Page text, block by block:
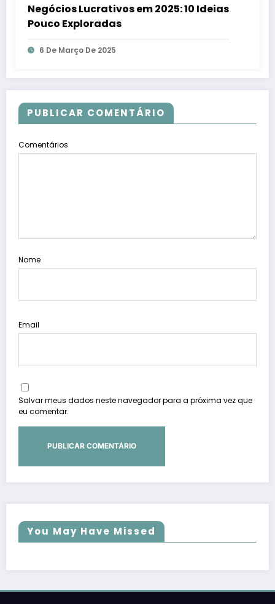
Negócios Lucrativos em 2025: 10 Ideias
Pouco Exploradas
6 De Março De 2025
PUBLICAR COMENTÁRIO
Comentários
Nome
Email
Salvar meus dados neste navegador para a próxima vez que
eu comentar.
You May Have Missed